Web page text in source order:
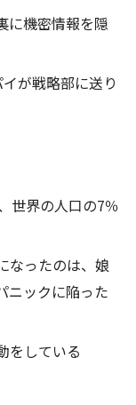
に機密情報を隠
が戦略部に送り
世界の人口の7％
なったのは、娘
ニックに陥った
をしている